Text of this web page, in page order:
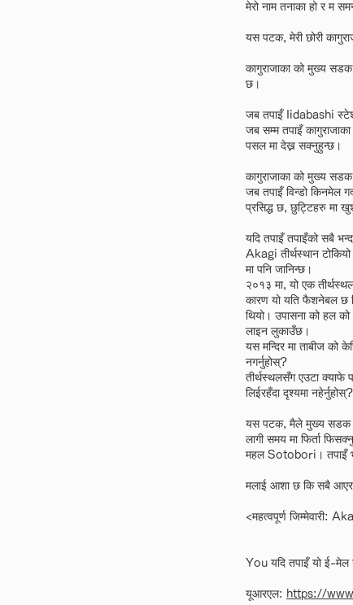
मेरो नाम तनाका हो र म
यस पटक, मेरी छोरी
कागुराजाका को मुख्य
छ।
जब तपाइँ Iidabashi
जब सम्म तपाइँ
पसल मा देख्न सक्नुहुन्छ।
कागुराजाका को मुख्य
जब तपाइँ विन्डो किनमेल
प्रसिद्ध छ, छुट्टिहरु मा
यदि तपाइँ तपाइँको सबै
Akagi तीर्थस्थान
मा पनि जानिन्छ।
२०१३ मा, यो एक
कारण यो यति फैशनेबल छ
थियो। उपासना को हल
लाइन लुकाउँछ।
यस मन्दिर मा ताबीज को
नगर्नुहोस्?
तीर्थस्थलसँग एउटा क्याफे
लिईरहँदा दृश्यमा नहेर्नुहोस्?
यस पटक, मैले मुख्य सडक मा
लागी समय मा फिर्ता
महल Sotobori। तपाइँ
मलाई आशा छ कि सबै
<महत्वपूर्ण जिम्मेवारी:
You यदि तपाइँ यो ई-मेल
यूआरएल: https://